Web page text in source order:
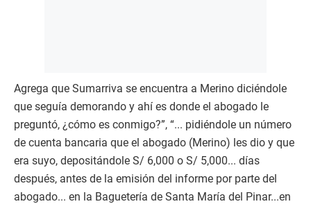
Agrega que Sumarriva se encuentra a Merino diciéndole
que seguía demorando y ahí es donde el abogado le
preguntó, ¿cómo es conmigo?”, “... pidiéndole un número
de cuenta bancaria que el abogado (Merino) les dio y que
era suyo, depositándole S/ 6,000 o S/ 5,000... días
después, antes de la emisión del informe por parte del
abogado... en la Baguetería de Santa María del Pinar...en